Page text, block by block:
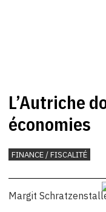
L’Autriche
économies
FINANCE / FISCALITÉ
Margit